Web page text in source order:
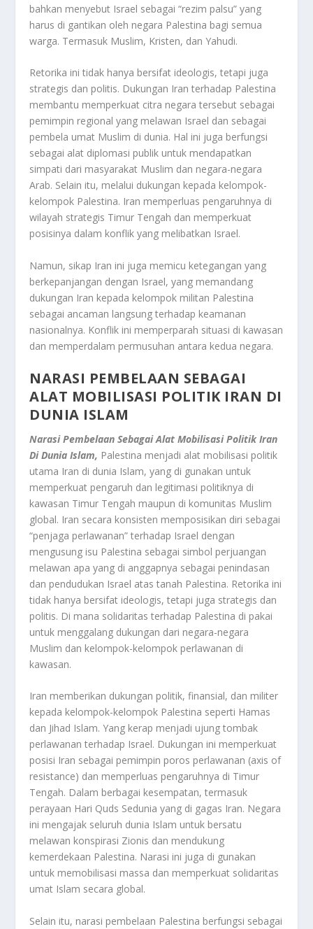
bahkan menyebut Israel sebagai “rezim palsu” yang
harus di gantikan oleh negara Palestina bagi semua
warga. Termasuk Muslim, Kristen, dan Yahudi.
Retorika ini tidak hanya bersifat ideologis, tetapi juga
strategis dan politis. Dukungan Iran terhadap Palestina
membantu memperkuat citra negara tersebut sebagai
pemimpin regional yang melawan Israel dan sebagai
pembela umat Muslim di dunia. Hal ini juga berfungsi
sebagai alat diplomasi publik untuk mendapatkan
simpati dari masyarakat Muslim dan negara-negara
Arab. Selain itu, melalui dukungan kepada kelompok-
kelompok Palestina. Iran memperluas pengaruhnya di
wilayah strategis Timur Tengah dan memperkuat
posisinya dalam konflik yang melibatkan Israel.
Namun, sikap Iran ini juga memicu ketegangan yang
berkepanjangan dengan Israel, yang memandang
dukungan Iran kepada kelompok militan Palestina
sebagai ancaman langsung terhadap keamanan
nasionalnya. Konflik ini memperparah situasi di kawasan
dan memperdalam permusuhan antara kedua negara.
NARASI PEMBELAAN SEBAGAI
ALAT MOBILISASI POLITIK IRAN DI
DUNIA ISLAM
Narasi Pembelaan Sebagai Alat Mobilisasi Politik Iran
Di Dunia Islam, Palestina menjadi alat mobilisasi politik
utama Iran di dunia Islam, yang di gunakan untuk
memperkuat pengaruh dan legitimasi politiknya di
kawasan Timur Tengah maupun di komunitas Muslim
global. Iran secara konsisten memposisikan diri sebagai
“penjaga perlawanan” terhadap Israel dengan
mengusung isu Palestina sebagai simbol perjuangan
melawan apa yang di anggapnya sebagai penindasan
dan pendudukan Israel atas tanah Palestina. Retorika ini
tidak hanya bersifat ideologis, tetapi juga strategis dan
politis. Di mana solidaritas terhadap Palestina di pakai
untuk menggalang dukungan dari negara-negara
Muslim dan kelompok-kelompok perlawanan di
kawasan.
Iran memberikan dukungan politik, finansial, dan militer
kepada kelompok-kelompok Palestina seperti Hamas
dan Jihad Islam. Yang kerap menjadi ujung tombak
perlawanan terhadap Israel. Dukungan ini memperkuat
posisi Iran sebagai pemimpin poros perlawanan (axis of
resistance) dan memperluas pengaruhnya di Timur
Tengah. Dalam berbagai kesempatan, termasuk
perayaan Hari Quds Sedunia yang di gagas Iran. Negara
ini mengajak seluruh dunia Islam untuk bersatu
melawan konspirasi Zionis dan mendukung
kemerdekaan Palestina. Narasi ini juga di gunakan
untuk memobilisasi massa dan memperkuat solidaritas
umat Islam secara global.
Selain itu, narasi pembelaan Palestina berfungsi sebagai